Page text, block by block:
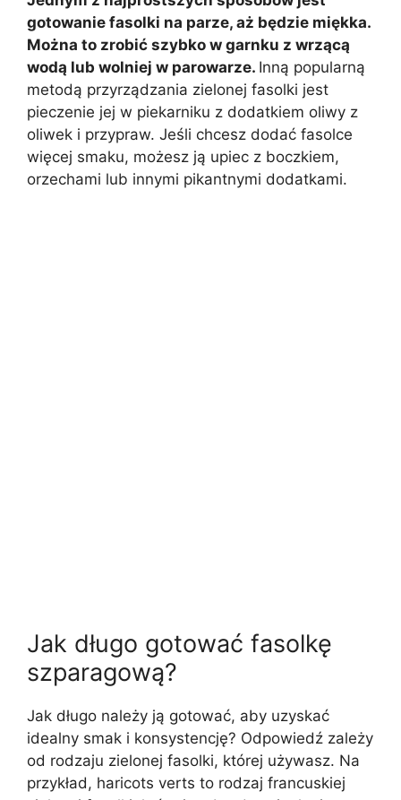
gotowanie fasolki na parze, aż będzie miękka.
Można to zrobić szybko w garnku z wrzącą
wodą lub wolniej w parowarze. Inną popularną
metodą przyrządzania zielonej fasolki jest
pieczenie jej w piekarniku z dodatkiem oliwy z
oliwek i przypraw. Jeśli chcesz dodać fasolce
więcej smaku, możesz ją upiec z boczkiem,
orzechami lub innymi pikantnymi dodatkami.
Jak długo gotować fasolkę
szparagową?
Jak długo należy ją gotować, aby uzyskać
idealny smak i konsystencję? Odpowiedź zależy
od rodzaju zielonej fasolki, której używasz. Na
przykład, haricots verts to rodzaj francuskiej